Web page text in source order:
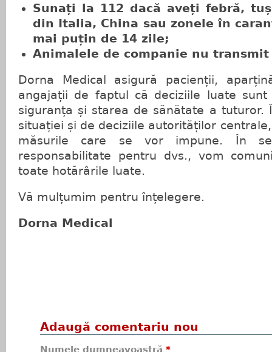
Sunați la 112 dacă aveți febră,
din Italia, China sau zonele în
mai puțin de 14 zile;
Animalele de companie nu transmit
Dorna Medical asigură pacienții,
angajații de faptul că deciziile luate
siguranța și starea de sănătate a tuturor.
situației și de deciziile autorităților
măsurile care se vor impune. În
responsabilitate pentru dvs., vom
toate hotărârile luate.
Vă mulțumim pentru înțelegere.
Dorna Medical
Adaugă comentariu nou
Numele dumneavoastră *